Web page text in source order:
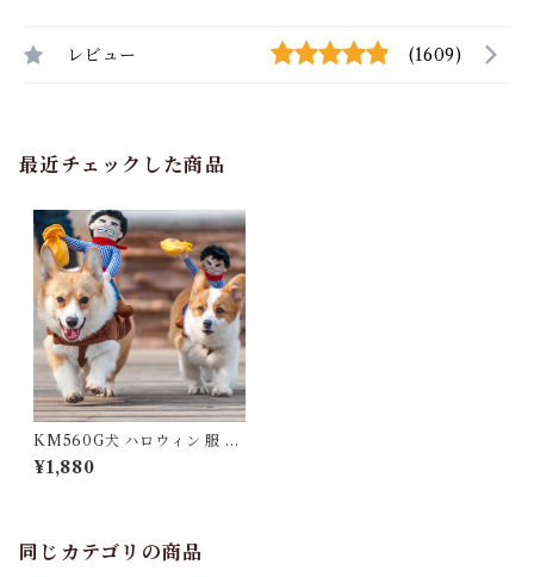
レビュー (1609)
最近チェックした商品
KM560G犬 ハロウィン 服 コ
スチューム コスプレ ペット用
カゥボーイ 人形 おもしろグッ
¥1,880
同じカテゴリの商品